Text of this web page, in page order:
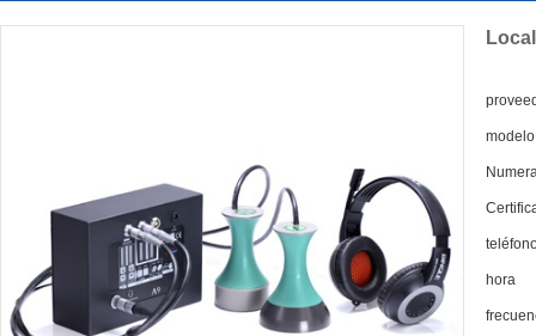
modelo
hora